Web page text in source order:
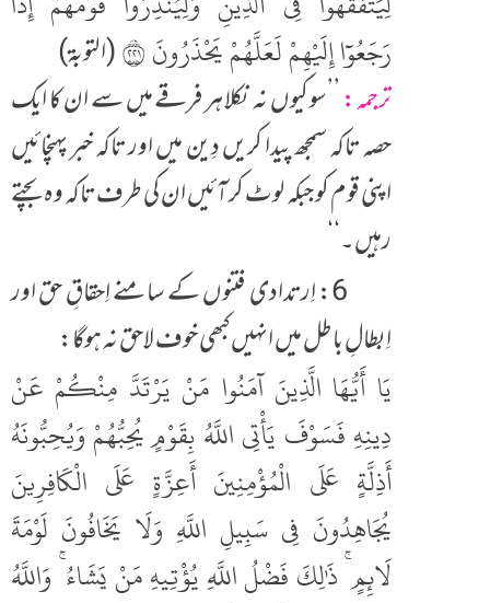
رَجَعُوٓا إِلَيْهِمْ لَعَلَّهُمْ يَحْذَرُونَ ١٢٢
(التوبۃ)
ترجمہ:’’سو کیوں نہ نکلا ہر فرقے میں سے ان کا ایک
حصہ تاکہ سمجھ پیدا کریں دِین میں اور تاکہ خبر پہنچائیں
اپنی قوم کو جبکہ لوٹ کر آئیں ان کی طرف تاکہ وہ بچتے
رہیں۔‘‘
6: اِرتدادی فتنوں کے سامنے اِحقاقِ حق اور
اِبطالِ باطل میں انہیں کبھی خوف لاحق نہ ہوگا:
يَا أَيُّهَا الَّذِينَ آمَنُوا مَنْ يَرْتَدَّ مِنْكُمْ عَنْ
دِينِهِ فَسَوْفَ يَأْتِي اللَّهُ بِقَوْمٍ يُحِبُّهُمْ وَيُحِبُّونَهُ
أَذِلَّةٍ عَلَى الْمُؤْمِنِينَ أَعِزَّةٍ عَلَى الْكَافِرِينَ
يُجَاهِدُونَ فِي سَبِيلِ اللَّهِ وَلَا يَخَافُونَ لَوْمَةَ
لَائِمٍ ۚ ذَٰلِكَ فَضْلُ اللَّهِ يُؤْتِيهِ مَنْ يَشَاءُ ۚ وَاللَّهُ